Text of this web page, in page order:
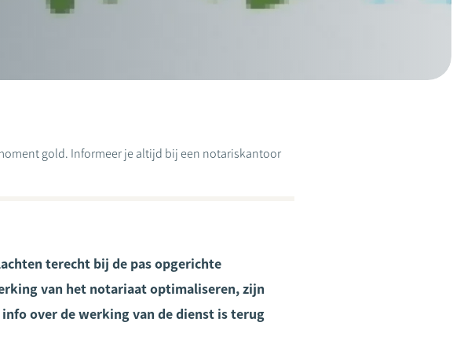
gold. Informeer je altijd bij een notariskantoor
terecht bij de pas opgerichte
van het notariaat optimaliseren, zijn
over de werking van de dienst is terug